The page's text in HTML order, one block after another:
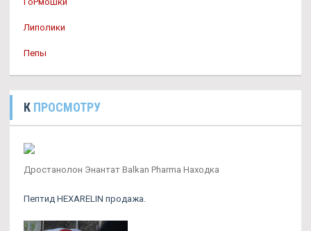
Липолики
Пепы
К ПРОСМОТРУ
Дростанолон Энантат Balkan Pharma Находка
Пептид HEXARELIN продажа.